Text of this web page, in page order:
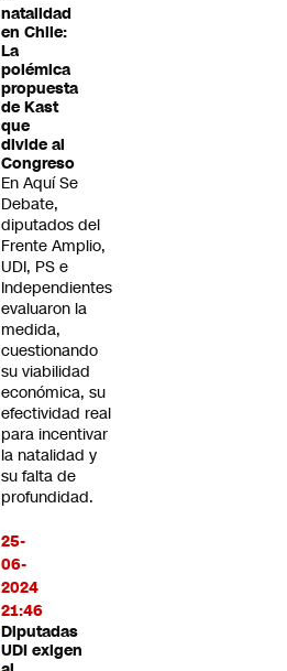
natalidad
en Chile:
La
polémica
propuesta
de Kast
que
divide al
Congreso
En Aquí Se
Debate,
diputados del
Frente Amplio,
UDI, PS e
Independientes
evaluaron la
medida,
cuestionando
su viabilidad
económica, su
efectividad real
para incentivar
la natalidad y
su falta de
profundidad.
25-
06-
2024
21:46
Diputadas
UDI exigen